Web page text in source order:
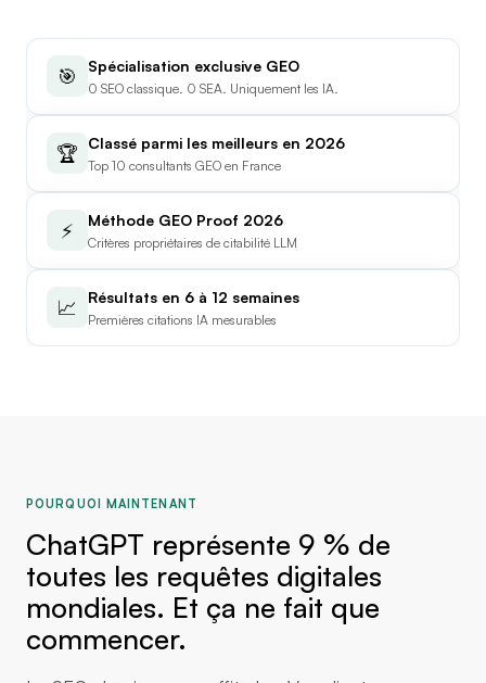
🎯 Spécialisation exclusive GEO
0 SEO classique. 0 SEA. Uniquement les IA.
🏆 Classé parmi les meilleurs en 2026
Top 10 consultants GEO en France
⚡ Méthode GEO Proof 2026
Critères propriétaires de citabilité LLM
📈 Résultats en 6 à 12 semaines
Premières citations IA mesurables
POURQUOI MAINTENANT
ChatGPT représente 9 % de
toutes les requêtes digitales
mondiales. Et ça ne fait que
commencer.